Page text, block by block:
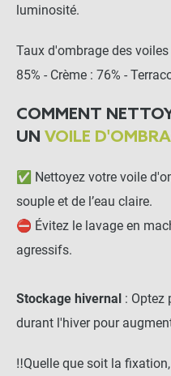
luminosité.
Taux d'ombrage des
85% - Crème : 76% -
COMMENT
UN VOILE
✅ Nettoyez votre voile
souple et de l’eau claire.
⛔ Évitez le lavage en
agressifs.
Stockage hivernal : Optez
durant l'hiver pour
‼️Quelle que soit la fixation,